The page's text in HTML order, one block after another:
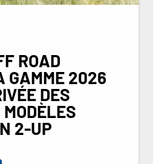
ROAD
GAMME 2026
DES
2-UP